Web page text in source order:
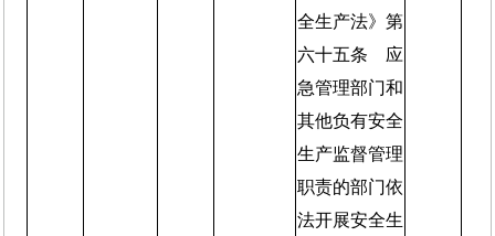
全生产法》第
六十五条 应
急管理部门和
其他负有安全
生产监督管理
职责的部门依
法开展安全生